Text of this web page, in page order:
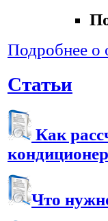
Подробнее о
Статьи
Как
Что